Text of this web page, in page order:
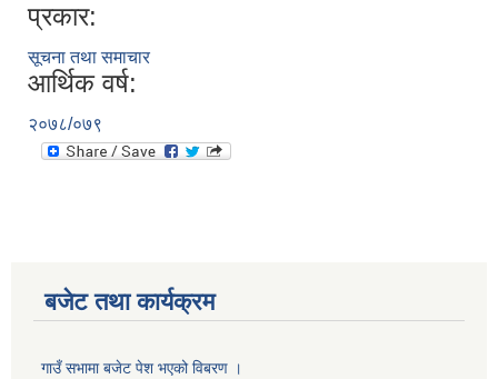
प्रकार:
सूचना तथा समाचार
आर्थिक वर्ष:
२०७८/०७९
बजेट तथा कार्यक्रम
गाउँ सभामा बजेट पेश भएको विबरण ।